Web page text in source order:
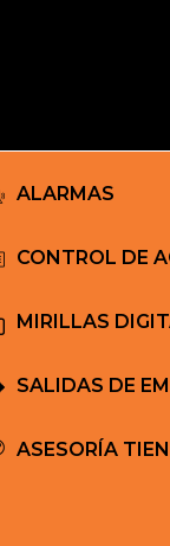
ALARMAS
CONTROL DE
MIRILLAS
SALIDAS DE
ASESORÍA